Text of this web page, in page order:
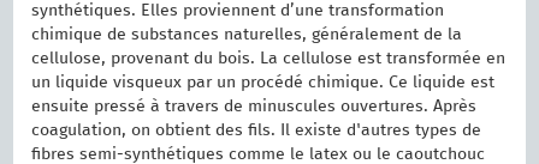
synthétiques. Elles proviennent d’une transformation
chimique de substances naturelles, généralement de la
cellulose, provenant du bois. La cellulose est transformée en
un liquide visqueux par un procédé chimique. Ce liquide est
ensuite pressé à travers de minuscules ouvertures. Après
coagulation, on obtient des fils. Il existe d'autres types de
fibres semi-synthétiques comme le latex ou le caoutchouc